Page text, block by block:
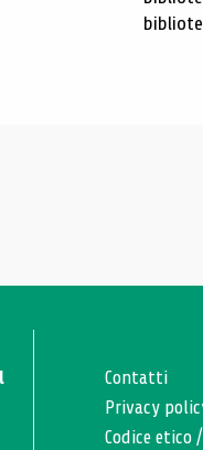
Contatti
Privacy
Codice etico